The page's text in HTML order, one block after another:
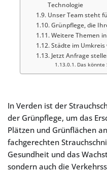
Technologie
Unser Team steht
Grünpflege, die
Weitere Themen
Städte im Umkreis
Jetzt Anfrage
Das könnte
In Verden ist der
der Grünpflege, um das
Plätzen und Grünflächen
fachgerechten
Gesundheit und das
sondern auch die